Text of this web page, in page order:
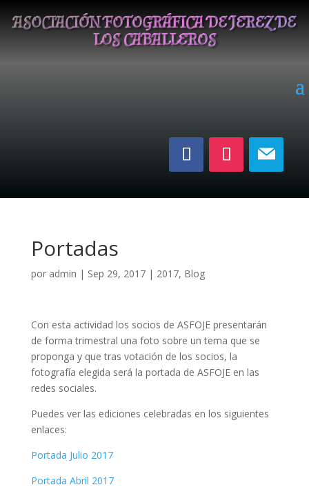
ASOCIACIÓN FOTOGRÁFICA DE JEREZ DE
LOS CABALLEROS
Portadas
por admin | Sep 29, 2017| 2017, Blog
Con esta actividad los socios de ASFOJE presentarán
de forma trimestral una foto sobre un tema que se
proponga y que tras votación de los socios, la
fotografía elegida será la portada de ASFOJE en las
redes sociales.
Puedes ver las ediciones celebradas en los siguientes
enlaces:
Portada Julio 2017
Portada Abril 2017